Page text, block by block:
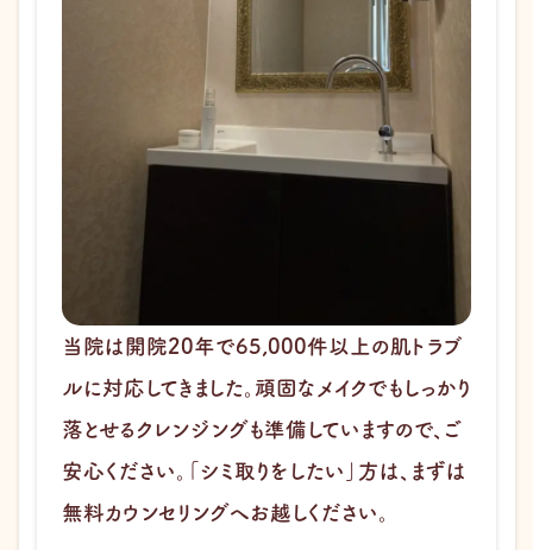
当院は開院20年で65,000件以上の肌トラブ
ルに対応してきました。頑固なメイクでもしっかり
落とせるクレンジングも準備していますので、ご
安心ください。「シミ取りをしたい」方は、まずは
無料カウンセリングへお越しください。